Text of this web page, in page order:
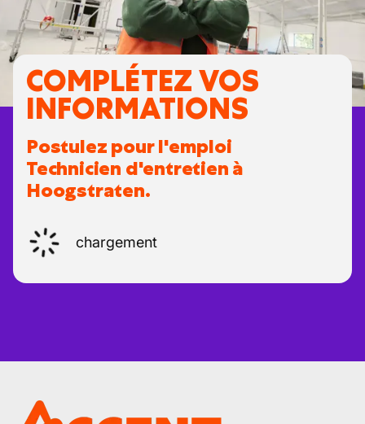
COMPLÉTEZ VOS
INFORMATIONS
Postulez pour l'emploi
Technicien d'entretien à
Hoogstraten.
chargement